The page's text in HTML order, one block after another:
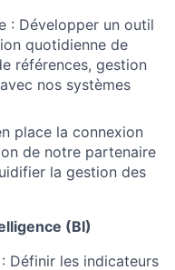
: Développer un outil
quotidienne de
références, gestion
nos systèmes
place la connexion
de notre partenaire
la gestion des
(BI)
Définir les indicateurs